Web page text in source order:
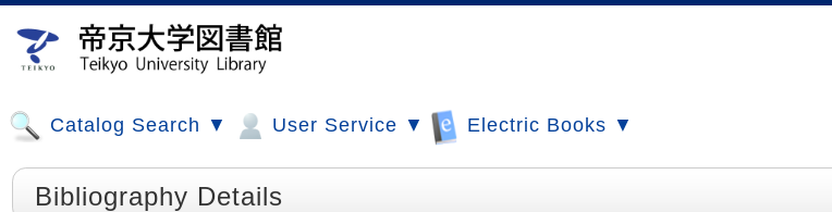
Catalog Search ▼ User Service ▼ Electric Books ▼
Bibliography Details